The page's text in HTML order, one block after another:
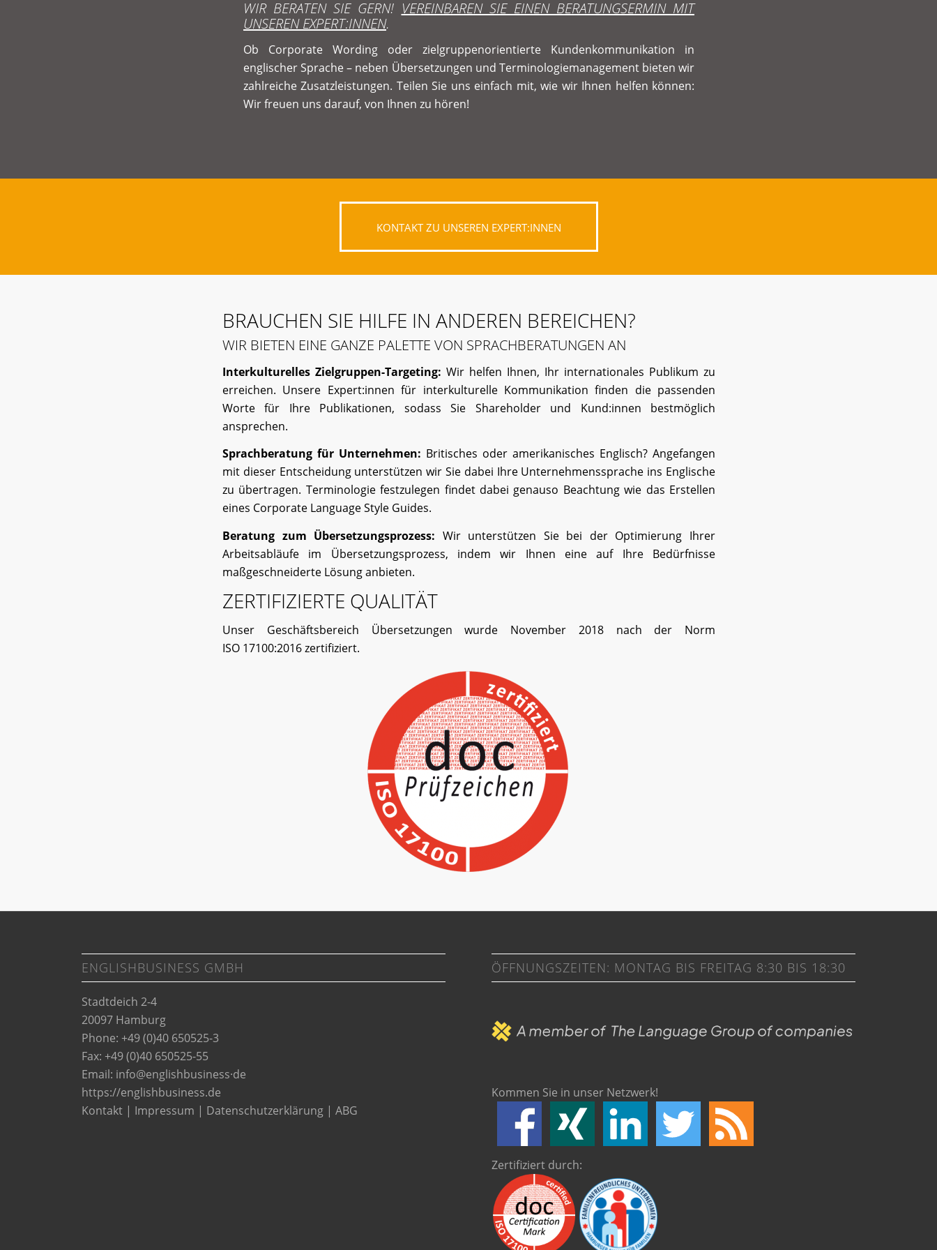
WIR BERATEN SIE GERN! VEREINBAREN SIE EINEN BERATUNGSERMIN MIT
UNSEREN EXPERT:INNEN.
Ob Corporate Wording oder zielgruppenorientierte Kundenkommunikation in
englischer Sprache – neben Übersetzungen und Terminologiemanagement bieten wir
zahlreiche Zusatzleistungen. Teilen Sie uns einfach mit, wie wir Ihnen helfen können:
Wir freuen uns darauf, von Ihnen zu hören!
KONTAKT ZU UNSEREN EXPERT:INNEN
BRAUCHEN SIE HILFE IN ANDEREN BEREICHEN?
WIR BIETEN EINE GANZE PALETTE VON SPRACHBERATUNGEN AN
Interkulturelles Zielgruppen-Targeting: Wir helfen Ihnen, Ihr internationales Publikum zu
erreichen. Unsere Expert:innen für interkulturelle Kommunikation finden die passenden
Worte für Ihre Publikationen, sodass Sie Shareholder und Kund:innen bestmöglich
ansprechen.
Sprachberatung für Unternehmen: Britisches oder amerikanisches Englisch? Angefangen
mit dieser Entscheidung unterstützen wir Sie dabei Ihre Unternehmenssprache ins Englische
zu übertragen. Terminologie festzulegen findet dabei genauso Beachtung wie das Erstellen
eines Corporate Language Style Guides.
Beratung zum Übersetzungsprozess: Wir unterstützen Sie bei der Optimierung Ihrer
Arbeitsabläufe im Übersetzungsprozess, indem wir Ihnen eine auf Ihre Bedürfnisse
maßgeschneiderte Lösung anbieten.
ZERTIFIZIERTE QUALITÄT
Unser Geschäftsbereich Übersetzungen wurde November 2018 nach der Norm
ISO 17100:2016 zertifiziert.
ENGLISHBUSINESS GMBH
Stadtdeich 2-4
20097 Hamburg
Phone: +49 (0)40 650525-3
Fax: +49 (0)40 650525-55
Email: info@englishbusiness·de
https://englishbusiness.de
Kontakt | Impressum | Datenschutzerklärung |ABG
ÖFFNUNGSZEITEN: MONTAG BIS FREITAG 8:30 BIS 18:30
Kommen Sie in unser Netzwerk!
Zertifiziert durch: